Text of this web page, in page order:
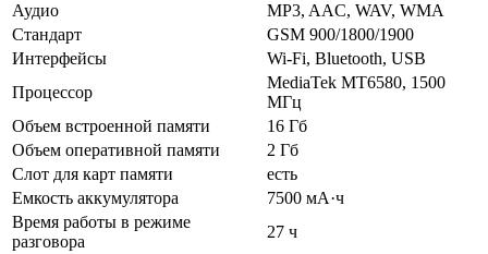
Аудио
MP3, AAC, WAV, WMA
Стандарт
GSM 900/1800/1900
Интерфейсы
Wi-Fi, Bluetooth, USB
Процессор
MediaTek MT6580, 1500
МГц
Объем встроенной памяти
16 Гб
Объем оперативной памяти
2 Гб
Слот для карт памяти
есть
Емкость аккумулятора
7500 мА·ч
Время работы в режиме
разговора
27 ч